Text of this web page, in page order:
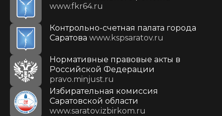
www.fkr64.ru
Контрольно-счетная палата города
Саратова www.kspsaratov.ru
Нормативные правовые акты в
Российской Федерации
pravo.minjust.ru
Избирательная комиссия
Саратовской области
www.saratov.izbirkom.ru